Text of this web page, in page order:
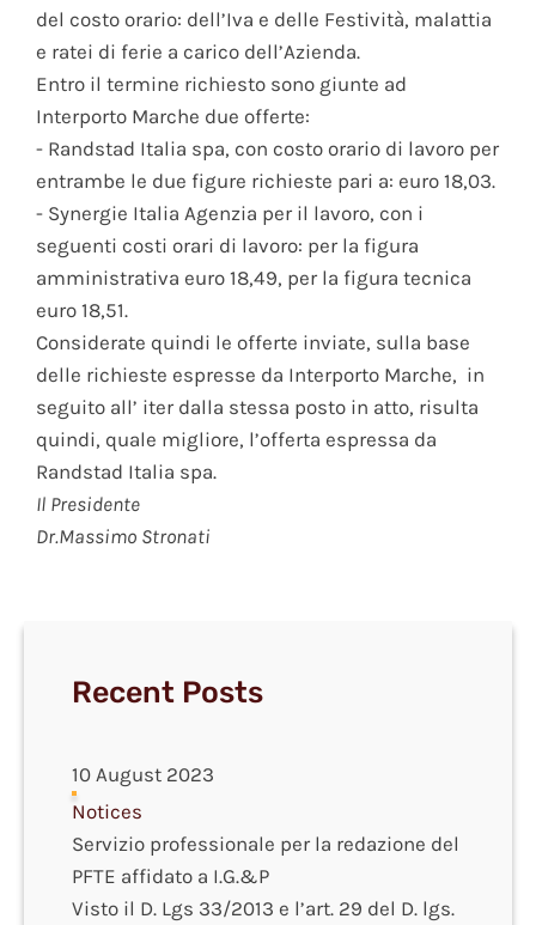
del costo orario: dell’Iva e delle Festività, malattia
e ratei di ferie a carico dell’Azienda.
Entro il termine richiesto sono giunte ad
Interporto Marche due offerte:
- Randstad Italia spa, con costo orario di lavoro per
entrambe le due figure richieste pari a: euro 18,03.
- Synergie Italia Agenzia per il lavoro, con i
seguenti costi orari di lavoro: per la figura
amministrativa euro 18,49, per la figura tecnica
euro 18,51.
Considerate quindi le offerte inviate, sulla base
delle richieste espresse da Interporto Marche, in
seguito all’ iter dalla stessa posto in atto, risulta
quindi, quale migliore, l’offerta espressa da
Randstad Italia spa.
Il Presidente
Dr.Massimo Stronati
Recent Posts
10 August 2023
Notices
Servizio professionale per la redazione del
PFTE affidato a I.G.&P
Visto il D. Lgs 33/2013 e l’art. 29 del D. lgs.